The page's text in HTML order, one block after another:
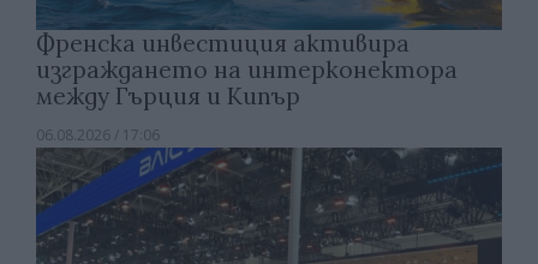
Френска инвестиция активира
изграждането на интерконектора
между Гърция и Кипър
06.08.2026 / 17:06